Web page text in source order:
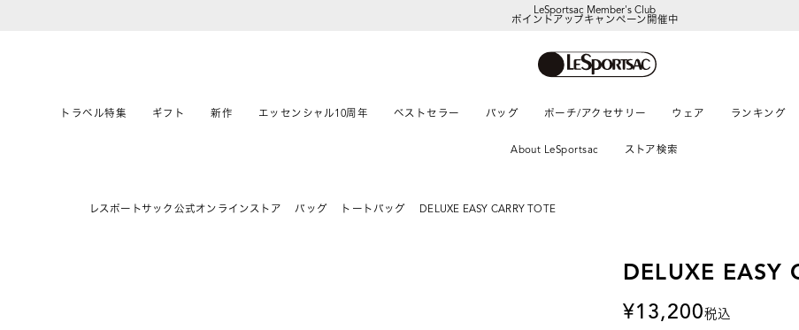
LeSportsac Member's Club
ポイントアップキャンペーン開催中
トラベル特集 ギフト 新作 エッセンシャル10周年 ベストセラー バッグ ポーチ/アクセサリー ウェア ランキング
About LeSportsac ストア検索
レスポートサック公式オンラインストア バッグ トートバッグ DELUXE EASY CARRY TOTE
DELUXE EASY
13,200税込